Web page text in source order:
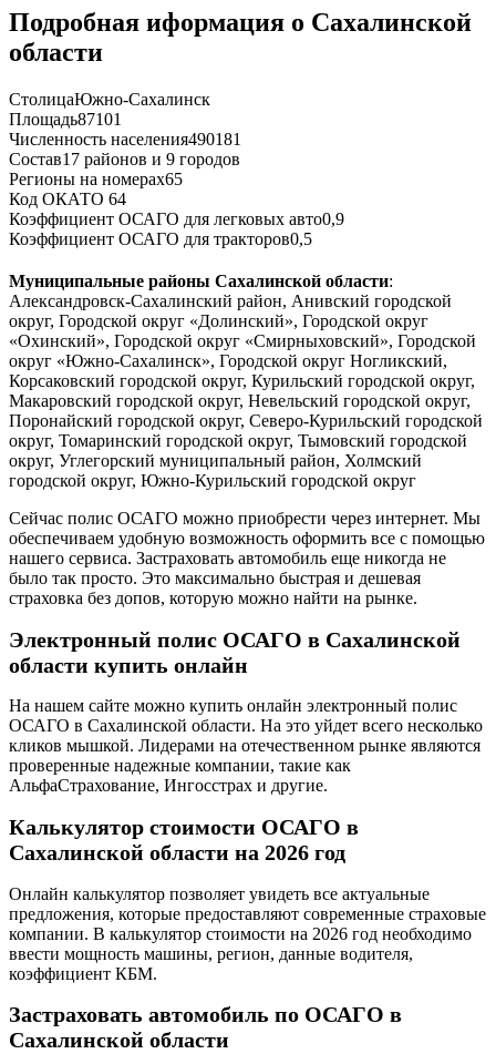
Подробная иформация о Сахалинской
области
СтолицаЮжно-Сахалинск
Площадь87101
Численность населения490181
Состав17 районов и 9 городов
Регионы на номерах65
Код ОКАТО 64
Коэффициент ОСАГО для легковых авто0,9
Коэффициент ОСАГО для тракторов0,5
Муниципальные районы Сахалинской области:
Александровск-Сахалинский район, Анивский городской
округ, Городской округ «Долинский», Городской округ
«Охинский», Городской округ «Смирныховский», Городской
округ «Южно-Сахалинск», Городской округ Ногликский,
Корсаковский городской округ, Курильский городской округ,
Макаровский городской округ, Невельский городской округ,
Поронайский городской округ, Северо-Курильский городской
округ, Томаринский городской округ, Тымовский городской
округ, Углегорский муниципальный район, Холмский
городской округ, Южно-Курильский городской округ
Сейчас полис ОСАГО можно приобрести через интернет. Мы
обеспечиваем удобную возможность оформить все с помощью
нашего сервиса. Застраховать автомобиль еще никогда не
было так просто. Это максимально быстрая и дешевая
страховка без допов, которую можно найти на рынке.
Электронный полис ОСАГО в Сахалинской
области купить онлайн
На нашем сайте можно купить онлайн электронный полис
ОСАГО в Сахалинской области. На это уйдет всего несколько
кликов мышкой. Лидерами на отечественном рынке являются
проверенные надежные компании, такие как
АльфаСтрахование, Ингосстрах и другие.
Калькулятор стоимости ОСАГО в
Сахалинской области на 2026 год
Онлайн калькулятор позволяет увидеть все актуальные
предложения, которые предоставляют современные страховые
компании. В калькулятор стоимости на 2026 год необходимо
ввести мощность машины, регион, данные водителя,
коэффициент КБМ.
Застраховать автомобиль по ОСАГО в
Сахалинской области